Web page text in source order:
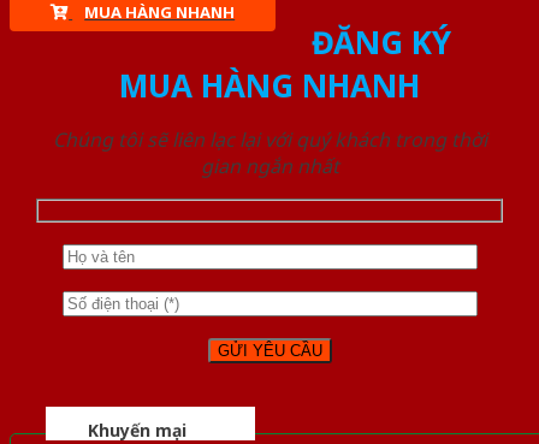
MUA HÀNG NHANH
ĐĂNG KÝ
MUA HÀNG NHANH
Chúng tôi sẽ liên lạc lại với quý khách trong thời
gian ngắn nhất
Khuyến mại